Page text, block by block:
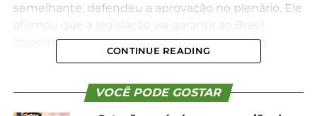
semelhante, defendeu a aprovação no plenário. Ele
importante avanço para produtores agrícolas.
Outra vantagem, conforme esclareceu o senador, é
CONTINUE READING
VOCÊ PODE GOSTAR